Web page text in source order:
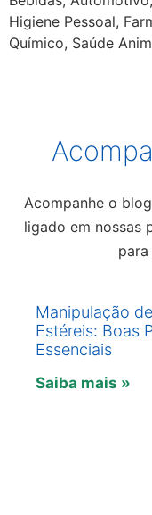
Higiene Pessoal,
Químico, Saúde
Acompanhe o
ligado em nossas
Manipulação
Estéreis: Boas
Essenciais
Saiba mais »